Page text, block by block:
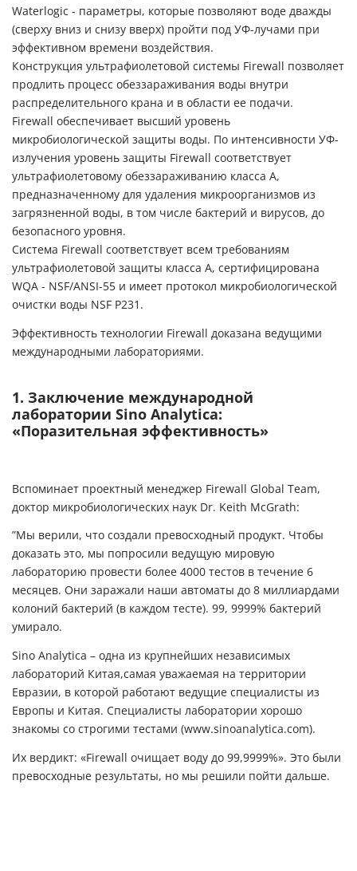
Waterlogic - параметры, которые позволяют воде дважды
(сверху вниз и снизу вверх) пройти под УФ-лучами при
эффективном времени воздействия.
Конструкция ультрафиолетовой системы Firewall позволяет
продлить процесс обеззараживания воды внутри
распределительного крана и в области ее подачи.
Firewall обеспечивает высший уровень
микробиологической защиты воды. По интенсивности УФ-
излучения уровень защиты Firewall соответствует
ультрафиолетовому обеззараживанию класса А,
предназначенному для удаления микроорганизмов из
загрязненной воды, в том числе бактерий и вирусов, до
безопасного уровня.
Система Firewall соответствует всем требованиям
ультрафиолетовой защиты класса А, сертифицирована
WQA - NSF/ANSI-55 и имеет протокол микробиологической
очистки воды NSF P231.
Эффективность технологии Firewall доказана ведущими
международными лабораториями.
1. Заключение международной
лаборатории Sino Analytica:
«Поразительная эффективность»
Вспоминает проектный менеджер Firewall Global Team,
доктор микробиологических наук Dr. Keith McGrath:
”Мы верили, что создали превосходный продукт. Чтобы
доказать это, мы попросили ведущую мировую
лабораторию провести более 4000 тестов в течение 6
месяцев. Они заражали наши автоматы до 8 миллиардами
колоний бактерий (в каждом тесте). 99, 9999% бактерий
умирало.
Sino Analytica – одна из крупнейших независимых
лабораторий Китая,самая уважаемая на территории
Евразии, в которой работают ведущие специалисты из
Европы и Китая. Специалисты лаборатории хорошо
знакомы со строгими тестами (www.sinoanalytica.com).
Их вердикт: «Firewall очищает воду до 99,9999%». Это были
превосходные результаты, но мы решили пойти дальше.